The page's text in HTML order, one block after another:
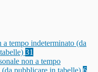
a tempo indeterminato (da
31
non a tempo